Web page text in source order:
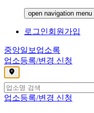
open navigation menu
로그인회원가입
중앙일보 업소록
업소등록/변경 신청
,
업소등록/변경 신청